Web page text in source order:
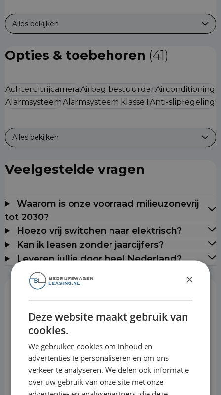
Alles bekijken
Opties & toebehoren (41)
AchteruitrijcameraAirbag bestuurderAirconditioning
AlarmsysteemAlarmsysteem klasse I Anti-slipregeling
Alles bekijken
Veelgestelde vragen
Waarom is onze voorraad milieuzonevrij
tot 2030?
Hoezo vrij switchen naar elektrisch?
Kan ik leasen zonder jaarcijfers?
Leveren jullie door heel Nederland?
Looptijd
×
Deze website maakt gebruik van
cookies.
We gebruiken cookies om inhoud en
advertenties te personaliseren en om ons
verkeer te analyseren. We delen ook informatie
over uw gebruik van onze site met onze